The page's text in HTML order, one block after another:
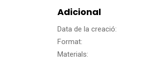
Adicional
Data de la creació:
Format:
Materials: